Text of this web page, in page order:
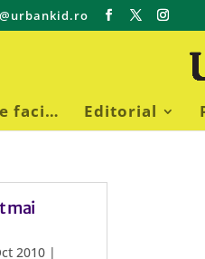
faci… Editorial
mai
2010 |